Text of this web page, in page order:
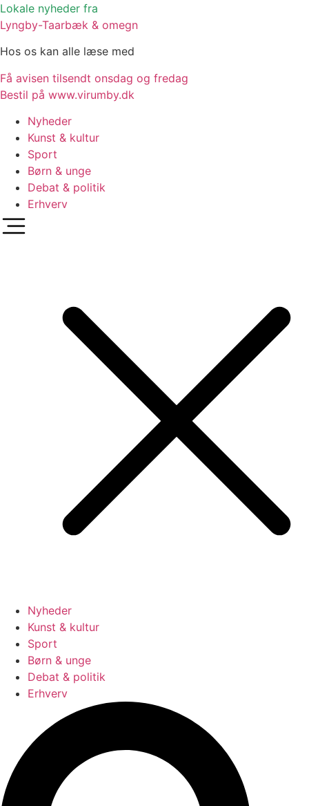
Lokale nyheder fra
Lyngby-Taarbæk & omegn
Hos os kan alle læse med
Få avisen tilsendt onsdag og fredag
Bestil på www.virumby.dk
Nyheder
Kunst & kultur
Sport
Børn & unge
Debat & politik
Erhverv
Nyheder
Kunst & kultur
Sport
Børn & unge
Debat & politik
Erhverv